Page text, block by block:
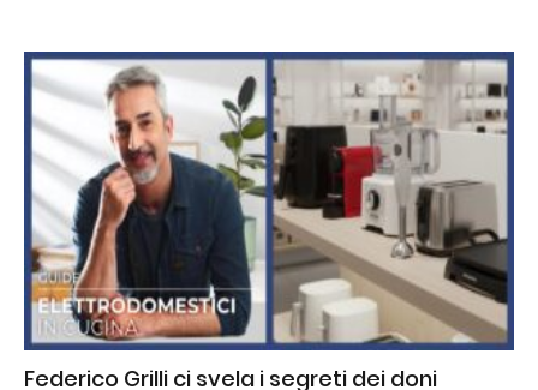
Federico Grilli ci svela i segreti dei doni